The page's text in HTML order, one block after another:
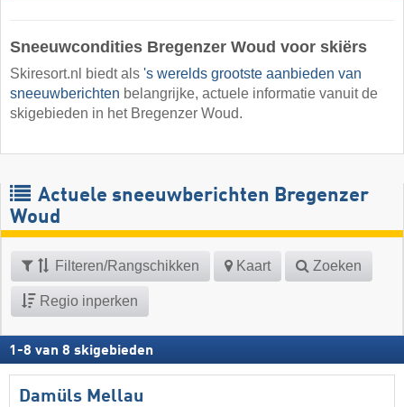
Sneeuwcondities Bregenzer Woud voor skiërs
Skiresort.nl biedt als 's werelds grootste aanbieden van
sneeuwberichten belangrijke, actuele informatie vanuit de
skigebieden in het Bregenzer Woud.
Actuele sneeuwberichten Bregenzer
Woud
Filteren/Rangschikken Kaart Zoeken
Regio inperken
1 -8 van 8 skigebieden
Damüls Mellau